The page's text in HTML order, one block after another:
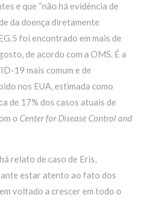
e que “não há evidência de
da doença diretamente
foi encontrado em mais de
de acordo com a OMS. É a
19 mais comum e de
nos EUA, estimada como
de 17% dos casos atuais de
o Center for Disease Control and
relato de caso de Eris,
estar atento ao fato dos
voltado a crescer em todo o